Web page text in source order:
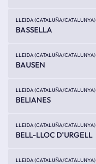
LLEIDA (CATALUÑA/CATALUNYA)
BASSELLA
LLEIDA (CATALUÑA/CATALUNYA)
BAUSEN
LLEIDA (CATALUÑA/CATALUNYA)
BELIANES
LLEIDA (CATALUÑA/CATALUNYA)
BELL-LLOC D'URGELL
LLEIDA (CATALUÑA/CATALUNYA)